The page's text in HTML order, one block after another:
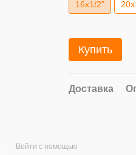
16x1/2"
Купить
Доставка
Войти с помощью